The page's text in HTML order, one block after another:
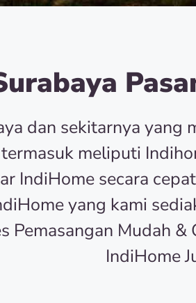
dan sekitarnya yang
meliputi
IndiHome secara
yang kami
Pemasangan Mudah
IndiHome